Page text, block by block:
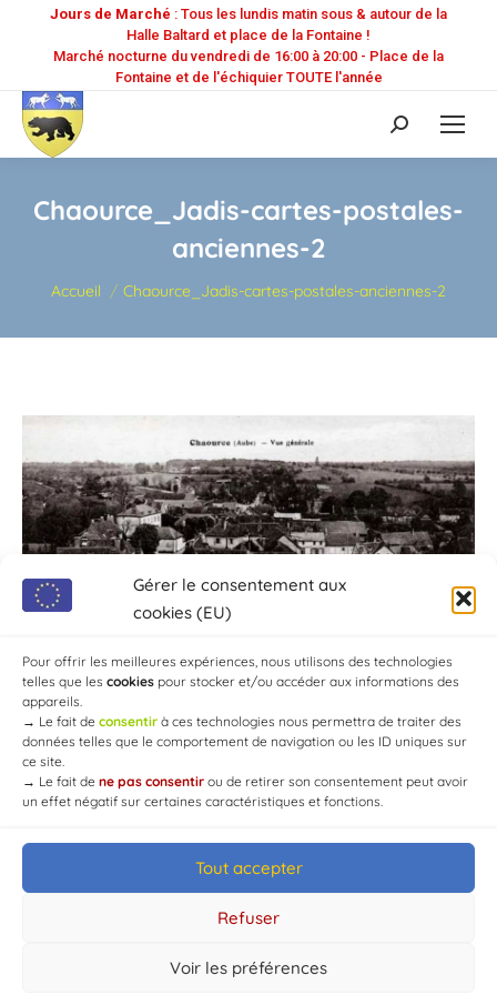
Gérer le consentement aux
cookies (EU)
Pour offrir les meilleures expériences, nous utilisons des technologies
telles que les cookies pour stocker et/ou accéder aux informations des
appareils.
→ Le fait de consentir à ces technologies nous permettra de traiter des
données telles que le comportement de navigation ou les ID uniques sur
ce site.
→ Le fait de ne pas consentir ou de retirer son consentement peut avoir
un effet négatif sur certaines caractéristiques et fonctions.
Tout accepter
Refuser
Voir les préférences
Jours de Marché : Tous les lundis matin sous & autour de la
Halle Baltard et place de la Fontaine !
Marché nocturne du vendredi de 16:00 à 20:00 - Place de la
Fontaine et de l'échiquier TOUTE l'année
Recherche
:
Chaource_Jadis-cartes-postales-
anciennes-2
Vous êtes ici :
Accueil Chaource_Jadis-cartes-postales-anciennes-2
© Mairie de Chaource [2004-2024] | Tous droits réservés.
Developed byWEB3-DESIGN